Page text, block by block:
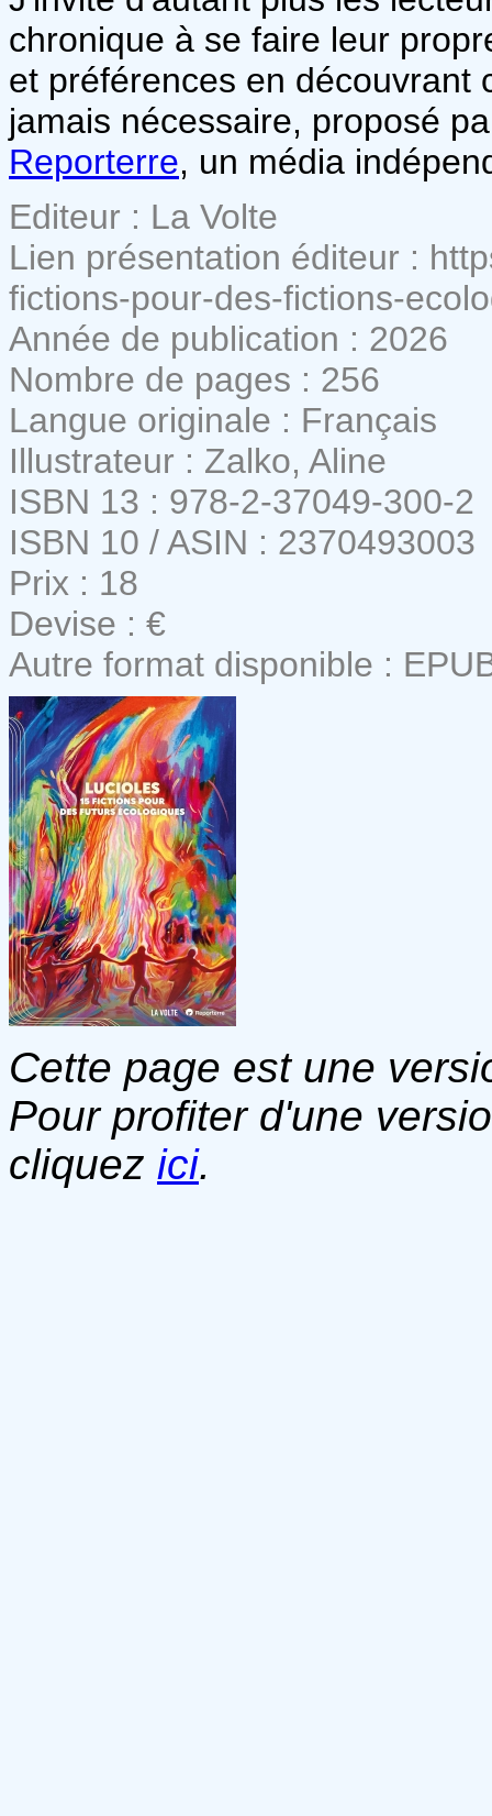
chronique à se faire leur
et préférences en découvrant
jamais nécessaire, proposé
Reporterre, un média
Editeur : La Volte
Lien présentation éditeur :
fictions-pour-des-fictions-
Année de publication : 2026
Nombre de pages : 256
Langue originale : Français
Illustrateur : Zalko, Aline
ISBN 13 : 978-2-37049-300-2
ISBN 10 / ASIN : 2370493003
Prix : 18
Devise : €
Autre format disponible :
Cette page est une
Pour profiter d'une
cliquez ici.